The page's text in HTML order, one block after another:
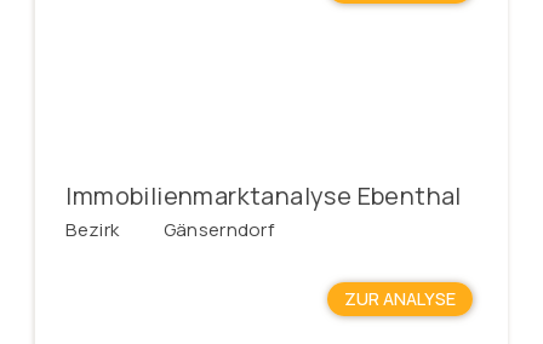
Immobilienmarktanalyse Ebenthal
Bezirk Gänserndorf
ZUR ANALYSE